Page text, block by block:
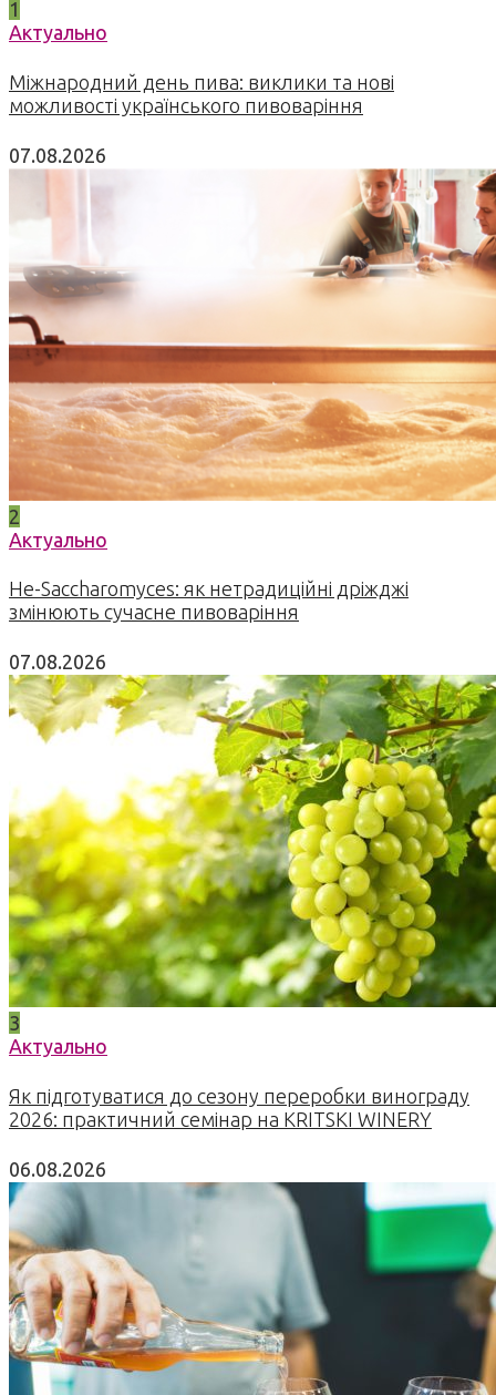
1
Актуально
Міжнародний день пива: виклики та нові
можливості українського пивоваріння
07.08.2026
2
Актуально
Не-Saccharomyces: як нетрадиційні дріжджі
змінюють сучасне пивоваріння
07.08.2026
3
Актуально
Як підготуватися до сезону переробки винограду
2026: практичний семінар на KRITSKI WINERY
06.08.2026